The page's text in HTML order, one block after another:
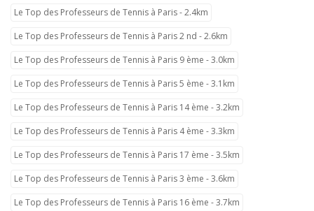
Le Top des Professeurs de Tennis à Paris - 2.4km
Le Top des Professeurs de Tennis à Paris 2 nd - 2.6km
Le Top des Professeurs de Tennis à Paris 9 ème - 3.0km
Le Top des Professeurs de Tennis à Paris 5 ème - 3.1km
Le Top des Professeurs de Tennis à Paris 14 ème - 3.2km
Le Top des Professeurs de Tennis à Paris 4 ème - 3.3km
Le Top des Professeurs de Tennis à Paris 17 ème - 3.5km
Le Top des Professeurs de Tennis à Paris 3 ème - 3.6km
Le Top des Professeurs de Tennis à Paris 16 ème - 3.7km